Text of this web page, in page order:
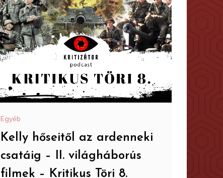
Egyéb
Kelly hőseitől az ardenneki
csatáig – II. világháborús
filmek – Kritikus Töri 8.